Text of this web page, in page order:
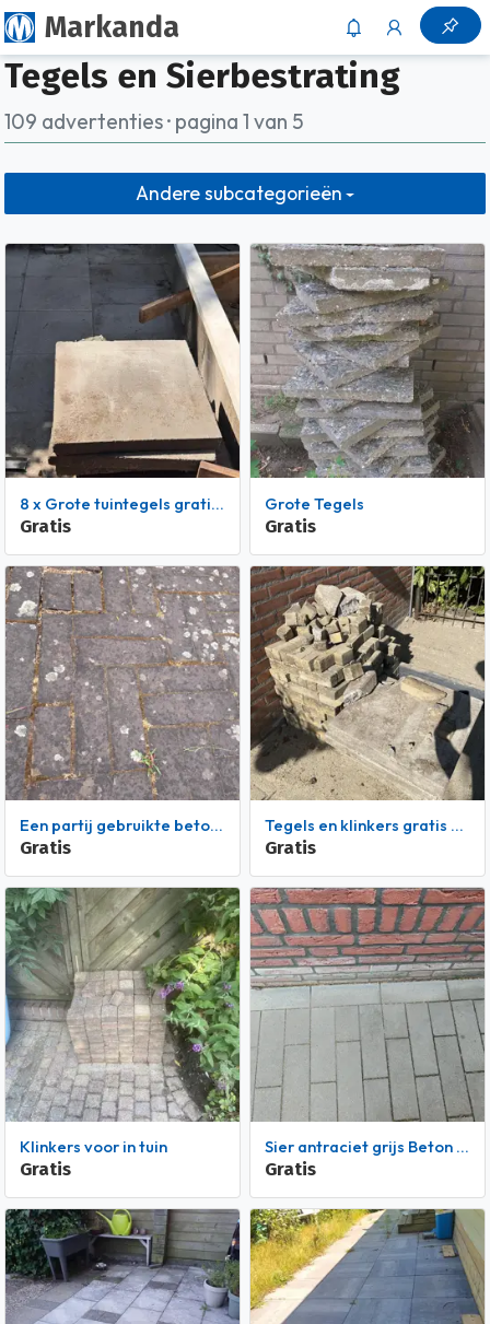
Markanda
Tegels en Sierbestrating
109 advertenties · pagina 1 van 5
Andere subcategorieën
8 x Grote tuintegels gratis af te halen
Gratis
Grote Tegels
Gratis
een partij gebruikte betonnen klinkers, maat 6x20cm. Het is 20m² oppervlakte.
Gratis
Tegels en klinkers gratis af te halen in Hoofddorp
Gratis
Klinkers voor in tuin
Gratis
Sier antraciet grijs Beton klinker 10 cm x 30 cm x 6 cm hoog.
Gratis